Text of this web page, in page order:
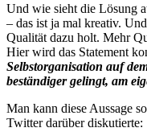
Und wie sieht die Lösung
– das ist ja mal kreativ.
Qualität dazu holt. Mehr
Hier wird das Statement
Selbstorganisation auf
beständiger gelingt, am
Man kann diese Aussage
Twitter darüber diskutierte: